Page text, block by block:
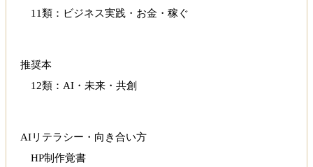
11類：ビジネス実践・お金・稼ぐ
推奨本
12類：AI・未来・共創
AIリテラシー・向き合い方
HP制作覚書